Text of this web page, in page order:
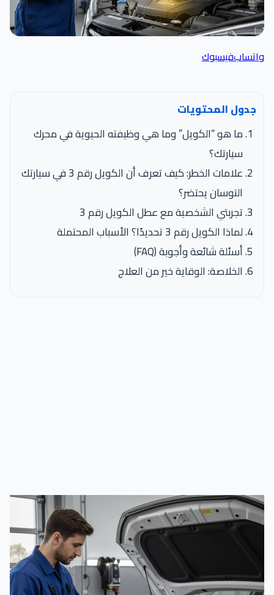
واتسابفيسبوك
جدول المحتويات
ما هو “الكويل” وما هي وظيفته الحيوية في محرك
سيارتك؟
علامات الخطر: كيف تعرف أن الكويل رقم 3 في سيارتك
التوسان يحتضر؟
تجربتي الشخصية مع عطل الكويل رقم 3
لماذا الكويل رقم 3 تحديدًا؟ الأسباب المحتملة
أسئلة شائعة وأجوبة (FAQ)
الخلاصة: الوقاية خير من العلاج